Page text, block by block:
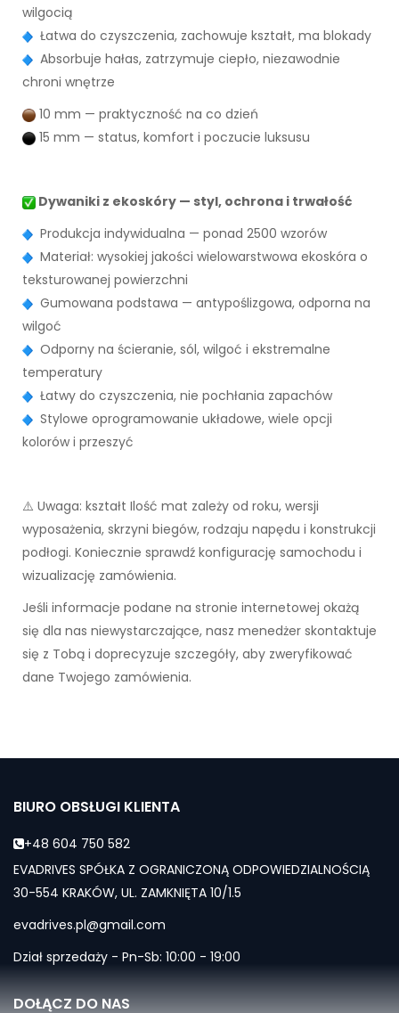
wilgocią
Łatwa do czyszczenia, zachowuje kształt, ma blokady
Absorbuje hałas, zatrzymuje ciepło, niezawodnie
chroni wnętrze
10 mm — praktyczność na co dzień
15 mm — status, komfort i poczucie luksusu
Dywaniki z ekoskóry — styl, ochrona i trwałość
Produkcja indywidualna — ponad 2500 wzorów
Materiał: wysokiej jakości wielowarstwowa ekoskóra o
teksturowanej powierzchni
Gumowana podstawa — antypoślizgowa, odporna na
wilgoć
Odporny na ścieranie, sól, wilgoć i ekstremalne
temperatury
Łatwy do czyszczenia, nie pochłania zapachów
Stylowe oprogramowanie układowe, wiele opcji
kolorów i przeszyć
⚠️ Uwaga: kształt Ilość mat zależy od roku, wersji
wyposażenia, skrzyni biegów, rodzaju napędu i konstrukcji
podłogi. Koniecznie sprawdź konfigurację samochodu i
wizualizację zamówienia.
Jeśli informacje podane na stronie internetowej okażą
się dla nas niewystarczające, nasz menedżer skontaktuje
się z Tobą i doprecyzuje szczegóły, aby zweryfikować
dane Twojego zamówienia.
BIURO OBSŁUGI KLIENTA
+48 604 750 582
EVADRIVES SPÓŁKA Z OGRANICZONĄ ODPOWIEDZIALNOŚCIĄ
30-554 KRAKÓW, UL. ZAMKNIĘTA 10/1.5
evadrives.pl@gmail.com
Dział sprzedaży - Pn-Sb: 10:00 - 19:00
DOŁĄCZ DO NAS